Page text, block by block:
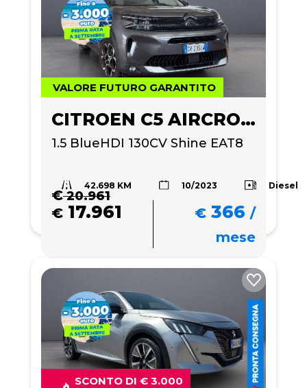
VALORE FUTURO GARANTITO
CITROEN C5 AIRCROSS
1.5 BlueHDI 130CV Shine EAT8
42.698 KM 10/2023 Diesel
€20.961
€ 17.961 € 366 /
mese
SCONTO DI € 3.000